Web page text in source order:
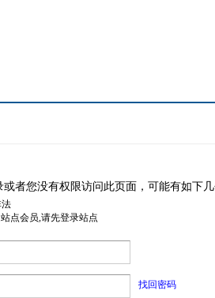
或者您没有权限访问此页面，可能有如下
点会员,请先登录站点
找回密码